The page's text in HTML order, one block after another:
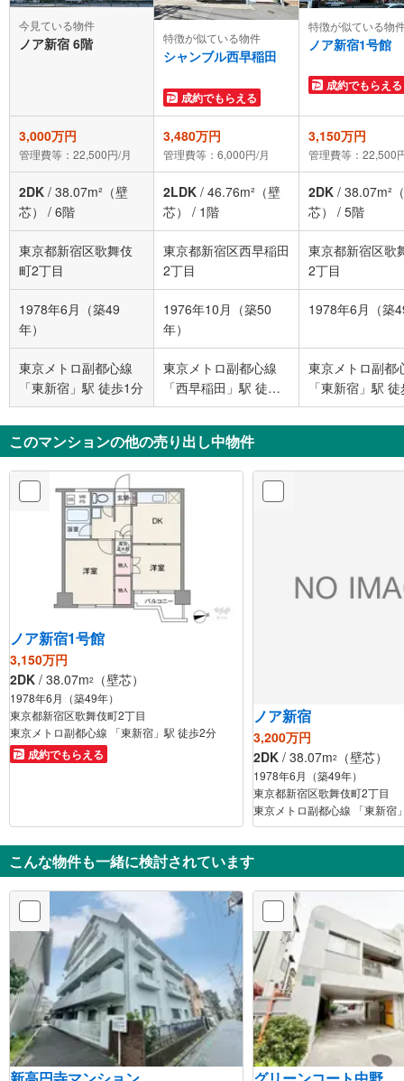
今見ている物件
ノア新宿 6階 特徴が似ている物件
シャンブル西早稲田
成約でもらえる
特徴が似ている物
ノア新宿1号館
成約でもらえる
3,000万円
管理費等：22,500円/月
3,480万円
管理費等：6,000円/月
3,150万円
管理費等：22,500
2DK / 38.07m²（壁
芯）
/ 6階
2LDK / 46.76m²（壁
芯）
/ 1階
2DK / 38.07m²
芯）
/ 5階
東京都新宿区歌舞伎
町2丁目
東京都新宿区西早稲田
2丁目
東京都新宿区歌
2丁目
1978年6月（築49
年）
1976年10月（築50
年）
1978年6月（築
東京メトロ副都心線
「東新宿」駅 徒歩1分
東京メトロ副都心線
「西早稲田」駅 徒歩2
分
東京メトロ副都
「東新宿」駅
このマンションの他の売り出し中物件
ノア新宿1号館
3,150万円
2DK / 38.07m2 （壁芯）
1978年6月（築49年）
東京都新宿区歌舞伎町2丁目
東京メトロ副都心線 「東新宿」駅 徒歩2分
成約でもらえる
ノア新宿
3,200万円
2DK / 38.07m2 （壁芯）
1978年6月（築49年）
東京都新宿区歌舞伎町2丁目
東京メトロ副都心線 「東新宿
こんな物件も一緒に検討されています